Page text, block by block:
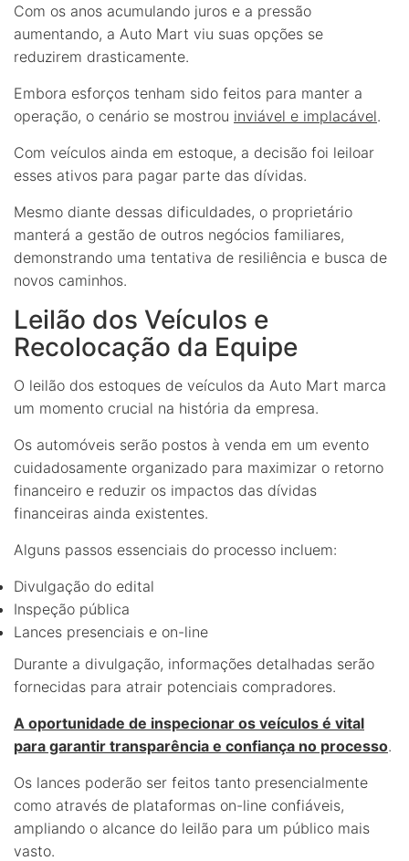
Com os anos acumulando juros e a pressão
aumentando, a Auto Mart viu suas opções se
reduzirem drasticamente.
Embora esforços tenham sido feitos para manter a
operação, o cenário se mostrou inviável e implacável.
Com veículos ainda em estoque, a decisão foi leiloar
esses ativos para pagar parte das dívidas.
Mesmo diante dessas dificuldades, o proprietário
manterá a gestão de outros negócios familiares,
demonstrando uma tentativa de resiliência e busca de
novos caminhos.
Leilão dos Veículos e
Recolocação da Equipe
O leilão dos estoques de veículos da Auto Mart marca
um momento crucial na história da empresa.
Os automóveis serão postos à venda em um evento
cuidadosamente organizado para maximizar o retorno
financeiro e reduzir os impactos das dívidas
financeiras ainda existentes.
Alguns passos essenciais do processo incluem:
Divulgação do edital
Inspeção pública
Lances presenciais e on-line
Durante a divulgação, informações detalhadas serão
fornecidas para atrair potenciais compradores.
A oportunidade de inspecionar os veículos é vital
para garantir transparência e confiança no processo.
Os lances poderão ser feitos tanto presencialmente
como através de plataformas on-line confiáveis,
ampliando o alcance do leilão para um público mais
vasto.